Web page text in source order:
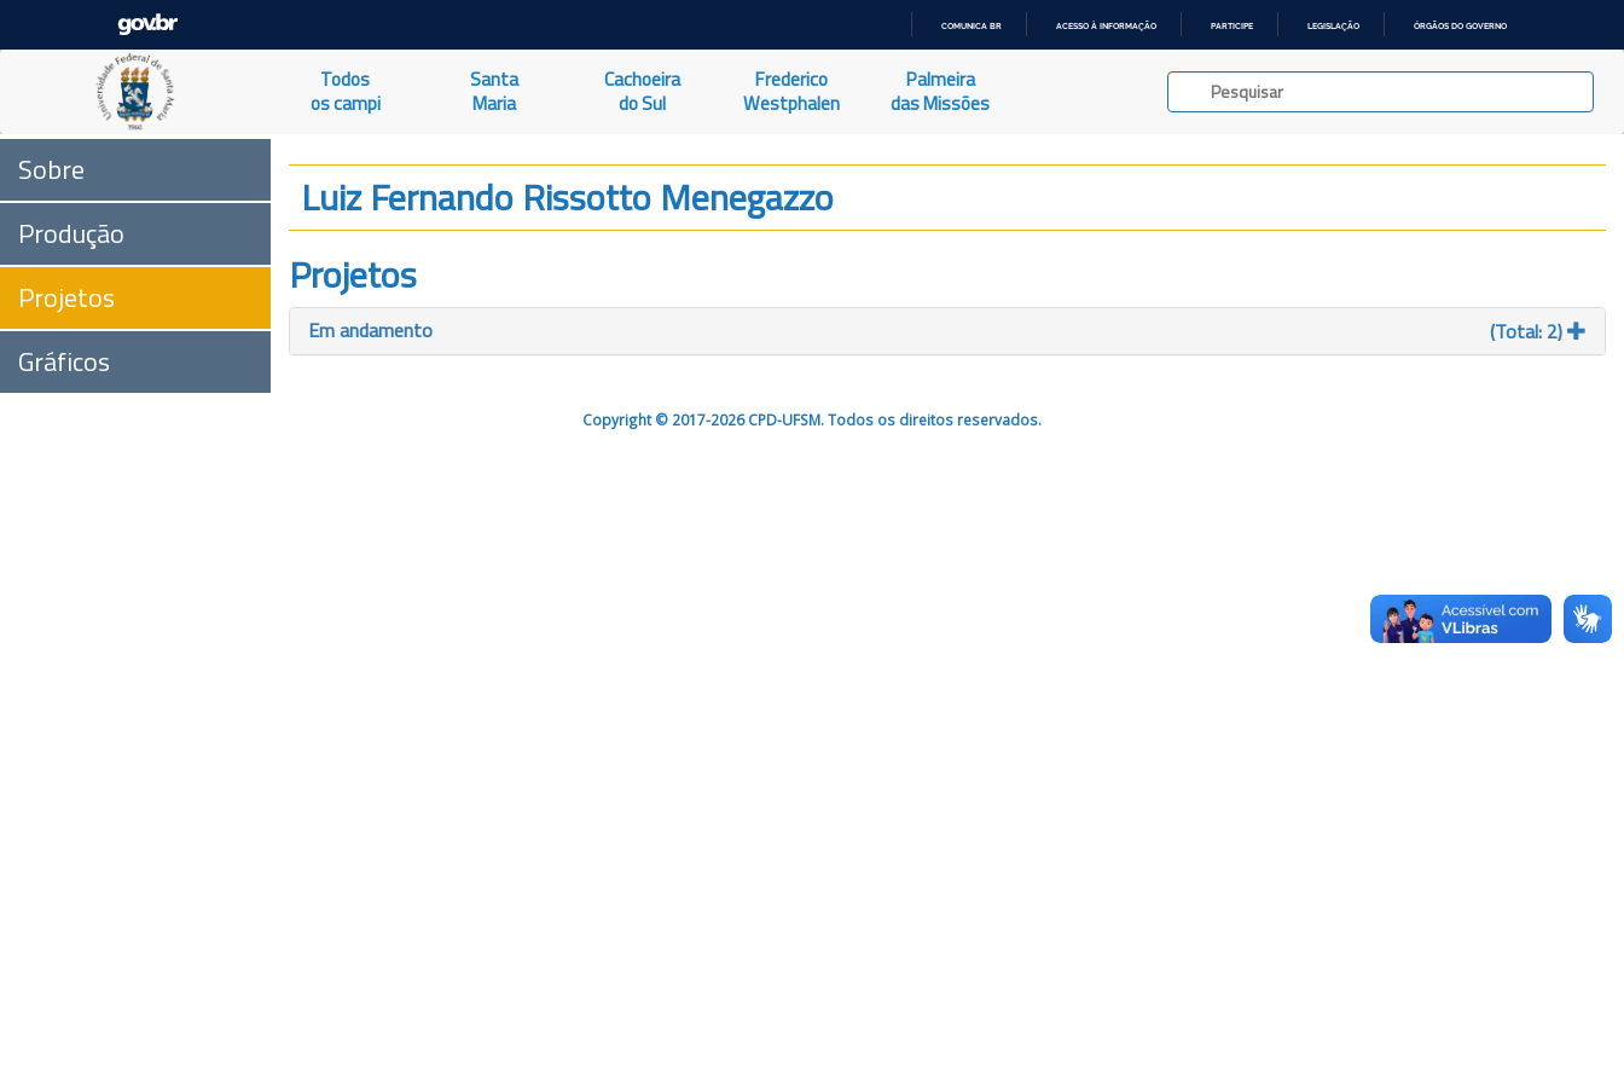
O
COMUNICA BR ACESSO À INFORMAÇÃO PARTICIPE LEGISLAÇÃO ÓRGÃOS DO GOVERNO
Todos
os campi
Santa
Maria
Cachoeira
do Sul
Frederico
Westphalen
Palmeira
das Missões
Sobre
Produção
Projetos
Gráficos
Luiz Fernando Rissotto Menegazzo
Projetos
Em andamento (Total: 2)
Copyright © 2017-2026 CPD-UFSM. Todos os direitos reservados.